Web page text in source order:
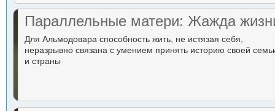
Параллельные матери: Жажда
Для Альмодовара способность жить, не истязая себя,
неразрывно связана с умением принять историю своей
и страны